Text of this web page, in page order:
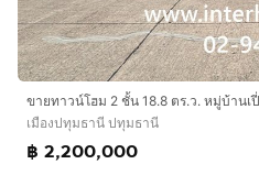
เมืองปทุมธานี ปทุมธานี
฿ 2,200,000